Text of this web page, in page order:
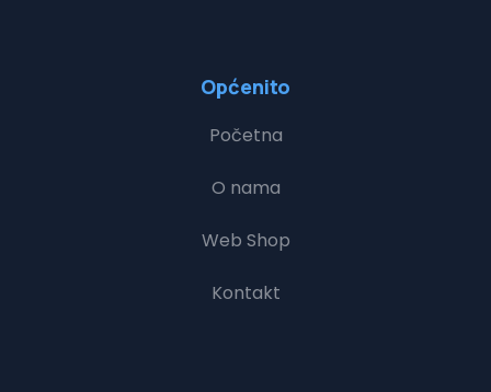
Općenito
Početna
O nama
Web Shop
Kontakt